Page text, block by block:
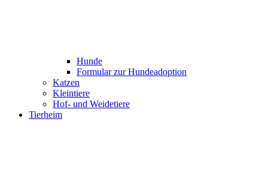
Hunde
Formular zur Hundeadoption
Katzen
Kleintiere
Hof- und Weidetiere
Tierheim